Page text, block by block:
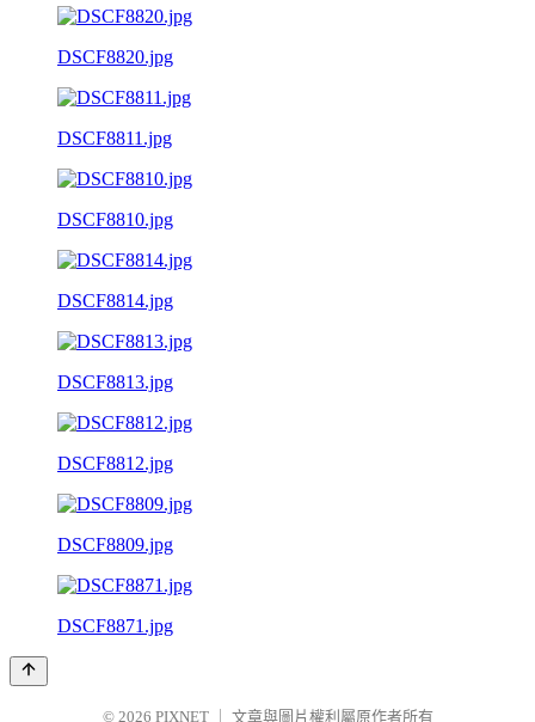
DSCF8820.jpg
DSCF8811.jpg
DSCF8810.jpg
DSCF8814.jpg
DSCF8813.jpg
DSCF8812.jpg
DSCF8809.jpg
DSCF8871.jpg
© 2026 PIXNET 文章與圖片權利屬原作者所有